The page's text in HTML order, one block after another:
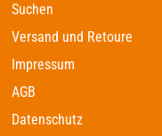
Suchen
Versand und Retoure
Impressum
AGB
Datenschutz